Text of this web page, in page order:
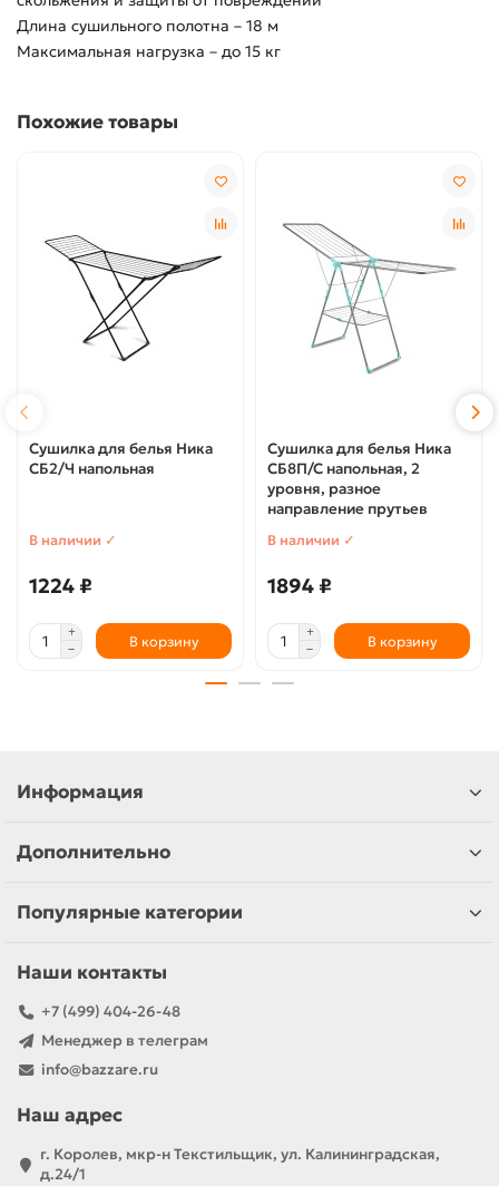
Длина сушильного полотна – 18 м
Максимальная нагрузка – до 15 кг
Похожие товары
Сушилка для белья Ника
СБ2/Ч напольная
В наличии ✓
1224 ₽
В корзину
Сушилка для белья Ника
СБ8П/С напольная, 2
уровня, разное
направление прутьев
В наличии ✓
1894 ₽
В корзину
Информация
Дополнительно
Популярные категории
Наши контакты
+7 (499) 404-26-48
Менеджер в телеграм
info@bazzare.ru
Наш адрес
г. Королев, мкр-н Текстильщик, ул. Калининградская,
д.24/1